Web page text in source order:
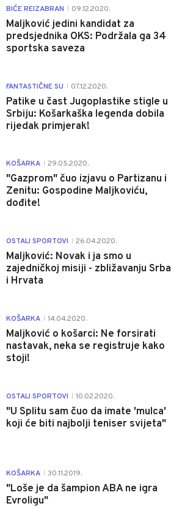
BIĆE REIZABRAN 09.12.2020.
Maljković jedini kandidat za
predsjednika OKS: Podržala ga 34
sportska saveza
FANTASTIČNE SU 07.12.2020.
Patike u čast Jugoplastike stigle u
Srbiju: Košarkaška legenda dobila
rijedak primjerak!
KOŠARKA 29.05.2020.
"Gazprom" čuo izjavu o Partizanu i
Zenitu: Gospodine Maljkoviću,
dođite!
OSTALI SPORTOVI 26.04.2020.
Maljković: Novak i ja smo u
zajedničkoj misiji - zbližavanju Srba
i Hrvata
KOŠARKA 14.04.2020.
Maljković o košarci: Ne forsirati
nastavak, neka se registruje kako
stoji!
OSTALI SPORTOVI 10.02.2020.
"U Splitu sam čuo da imate 'mulca'
koji će biti najbolji teniser svijeta"
KOŠARKA 30.11.2019.
"Loše je da šampion ABA ne igra
Evroligu"